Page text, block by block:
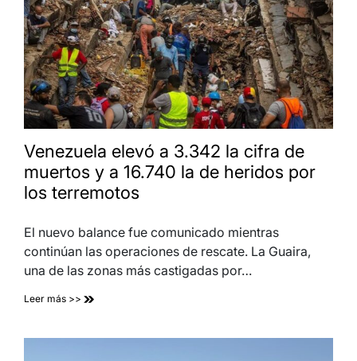
Venezuela elevó a 3.342 la cifra de
muertos y a 16.740 la de heridos por
los terremotos
El nuevo balance fue comunicado mientras
continúan las operaciones de rescate. La Guaira,
una de las zonas más castigadas por…
Leer más >>